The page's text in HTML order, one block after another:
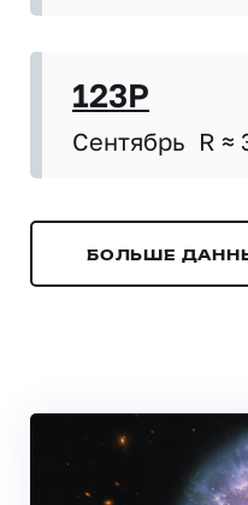
123P
Сентябрь R ≈
БОЛЬШЕ